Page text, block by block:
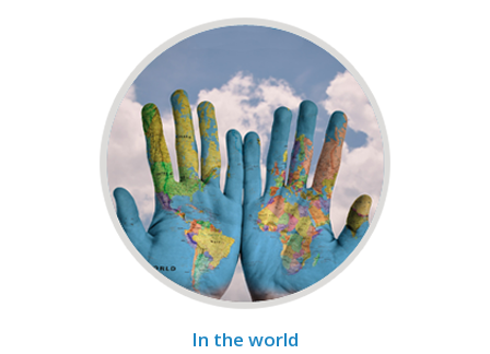
In the world